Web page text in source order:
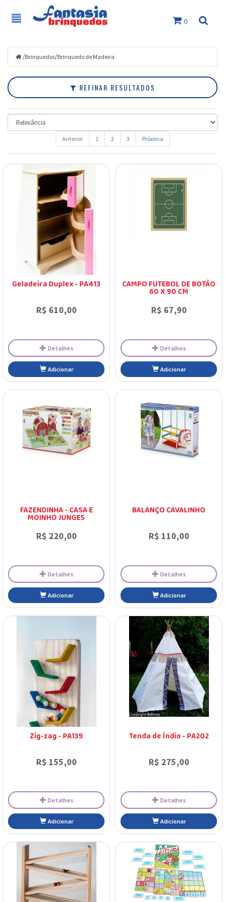
0
/Brinquedos/Brinquedo de Madeira
REFINAR RESULTADOS
Brinquedos
Marcas
Faixa
de
Preço
Anterior 1 2 3 Próxima
Geladeira Duplex - PA413
R$ 610,00
Adicionar
CAMPO FUTEBOL DE BOTÃO
60 X 90 CM
R$ 67,90
Adicionar
FAZENDINHA - CASA E
MOINHO JUNGES
R$ 220,00
Detalhes
Adicionar
BALANÇO CAVALINHO
R$ 110,00
Detalhes
Adicionar
Zig-zag - PA139
R$ 155,00
Detalhes
Tenda de Índio - PA202
R$ 275,00
Detalhes